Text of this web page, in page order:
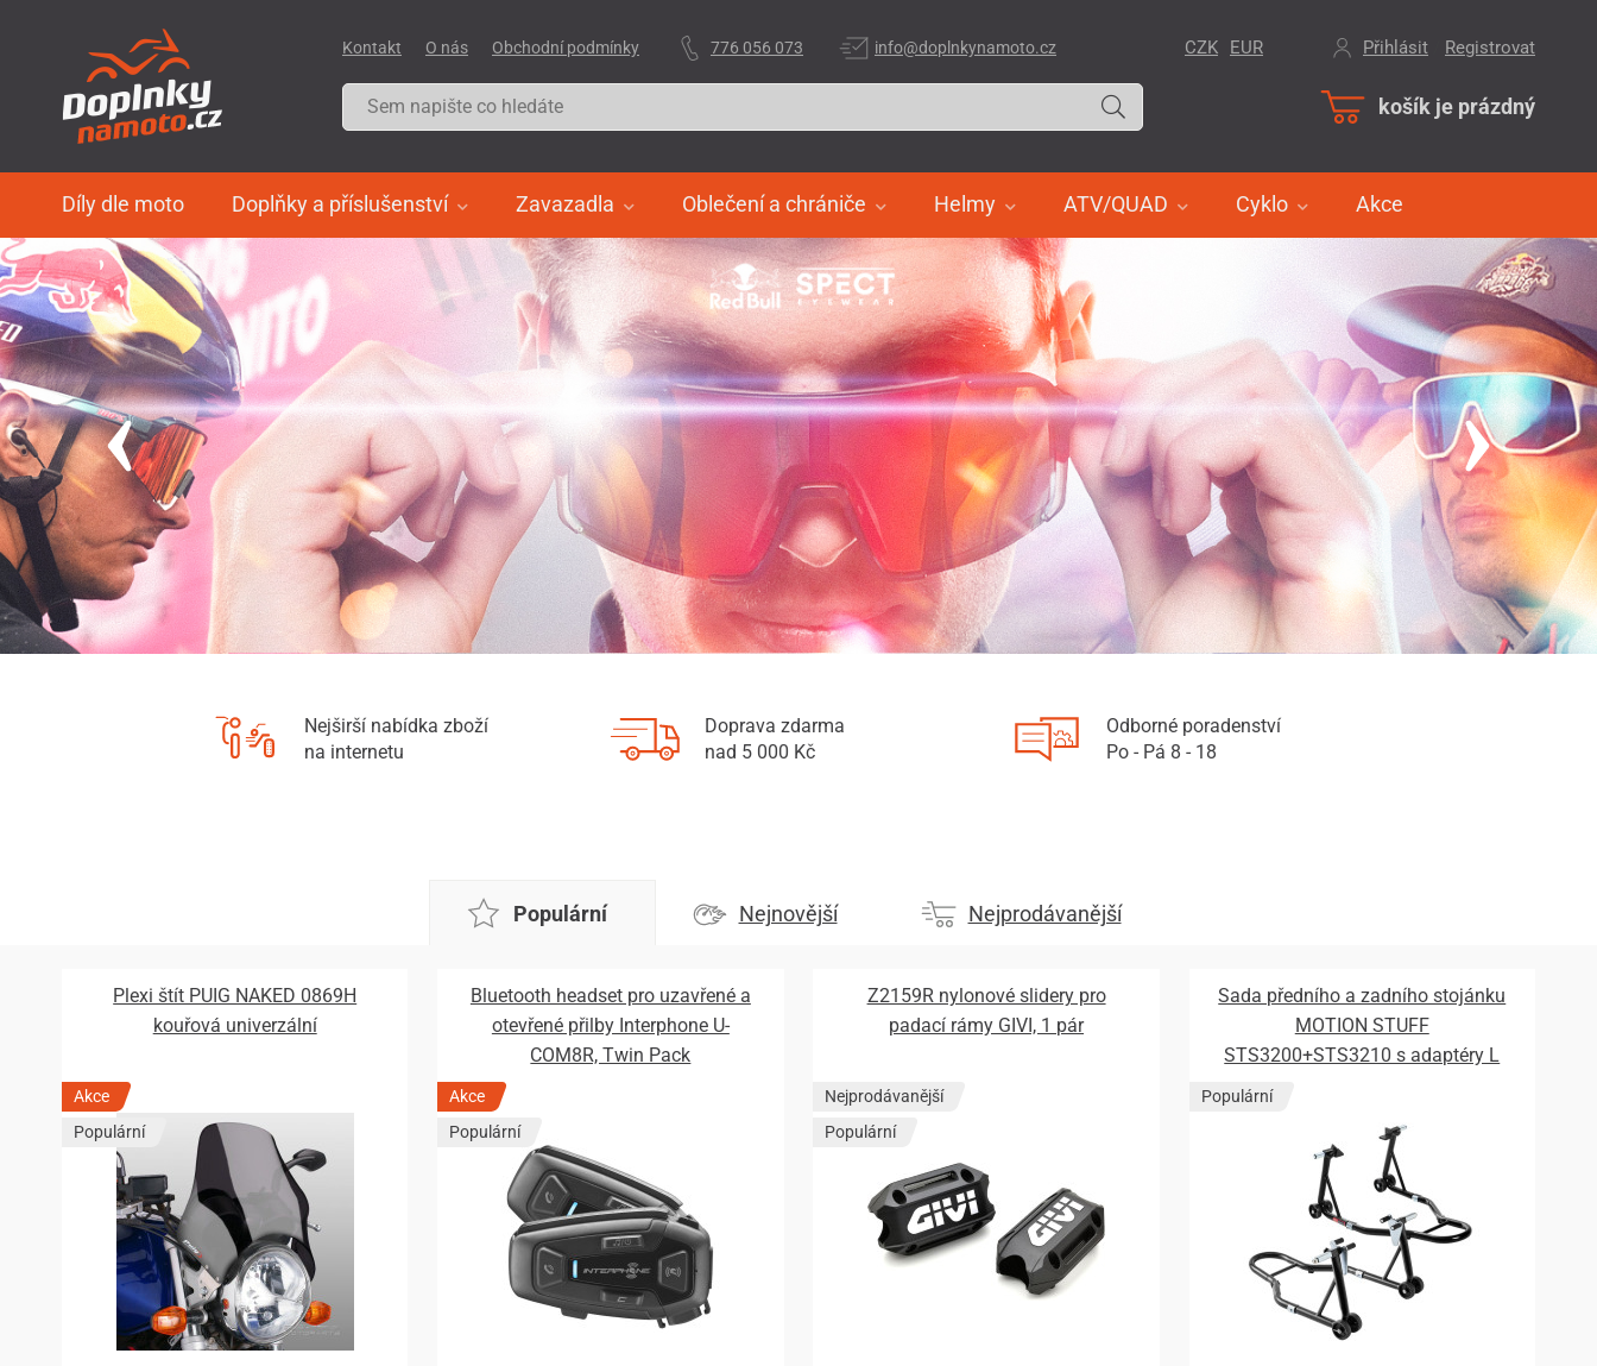
košík je prázdný
Díly dle moto Doplňky a příslušenství Zavazadla Oblečení a chrániče Helmy ATV/QUAD Cyklo Akce
CZK EUR Přihlásit Registrovat
Kontakt O nás Obchodní podmínky 776 056 073 info@doplnkynamoto.cz
Nejširší nabídka zboží
na internetu
Doprava zdarma
nad 5 000 Kč
Odborné poradenství
Po - Pá 8 - 18
Populární Nejnovější Nejprodávanější
Plexi štít PUIG NAKED 0869H
kouřová univerzální
Akce
Populární
Bluetooth headset pro uzavřené a
otevřené přilby Interphone U-
COM8R, Twin Pack
Akce
Populární
Z2159R nylonové slidery pro
padací rámy GIVI, 1 pár
Nejprodávanější
Populární
Sada předního a zadního stojánku
MOTION STUFF
STS3200+STS3210 s adaptéry L
Populární